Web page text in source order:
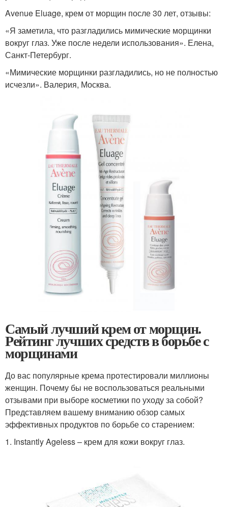
Avenue Eluage, крем от морщин после 30 лет, отзывы:
«Я заметила, что разгладились мимические морщинки
вокруг глаз. Уже после недели использования». Елена,
Санкт-Петербург.
«Мимические морщинки разгладились, но не полностью
исчезли». Валерия, Москва.
Самый лучший крем от морщин.
Рейтинг лучших средств в борьбе с
морщинами
До вас популярные крема протестировали миллионы
женщин. Почему бы не воспользоваться реальными
отзывами при выборе косметики по уходу за собой?
Представляем вашему вниманию обзор самых
эффективных продуктов по борьбе со старением:
1. Instantly Ageless – крем для кожи вокруг глаз.